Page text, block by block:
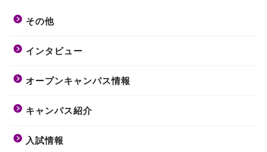
その他
インタビュー
オープンキャンパス情報
キャンパス紹介
入試情報